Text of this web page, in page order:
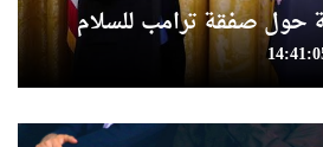
حول صفقة ترامب للسلام